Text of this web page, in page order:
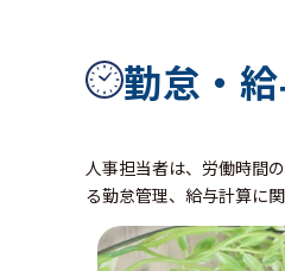
勤怠・
人事担当者は、労働時間
る勤怠管理、給与計算に